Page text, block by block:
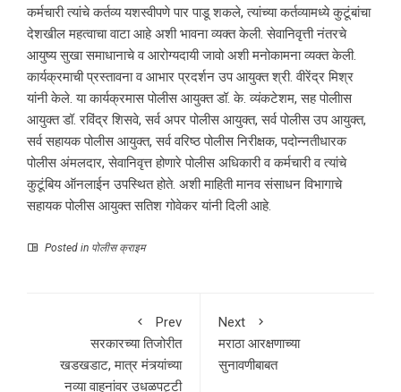
कर्मचारी त्यांचे कर्तव्य यशस्वीपणे पार पाडू शकले, त्यांच्या कर्तव्यामध्ये कुटूंबांचा
देशखील महत्वाचा वाटा आहे अशी भावना व्यक्त केली. सेवानिवृत्ती नंतरचे
आयुष्य सुखा समाधानाचे व आरोग्यदायी जावो अशी मनोकामना व्यक्त केली.
कार्यक्रमाची प्रस्तावना व आभार प्रदर्शन उप आयुक्त श्री. वीरेंद्र मिश्र
यांनी केले. या कार्यक्रमास पोलीस आयुक्त डॉ. के. व्यंकटेशम, सह पोलीास
आयुक्त डॉ. रविंद्र शिसवे, सर्व अपर पोलीस आयुक्त, सर्व पोलीस उप आयुक्त,
सर्व सहायक पोलीस आयुक्त, सर्व वरिष्ठ पोलीस निरीक्षक, पदोन्नतीधारक
पोलीस अंमलदार, सेवानिवृत्त होणारे पोलीस अधिकारी व कर्मचारी व त्यांचे
कुटूंबिय ऑनलाईन उपस्थित होते. अशी माहिती मानव संसाधन विभागाचे
सहायक पोलीस आयुक्त सतिश गोवेकर यांनी दिली आहे.
Posted in पोलीस क्राइम
Prev
सरकारच्या तिजोरीत
खडखडाट, मात्र मंत्र्यांच्या
नव्या वाहनांवर उधळपट्टी
Next
मराठा आरक्षणाच्या
सुनावणीबाबत